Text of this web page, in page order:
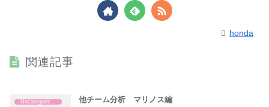
honda
関連記事
Uncategorized 他チーム分析 マリノス編